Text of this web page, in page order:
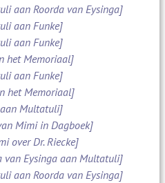
aan Roorda van Eysinga]
aan Funke]
aan Funke]
het Memoriaal]
aan Funke]
het Memoriaal]
Multatuli]
Mimi in Dagboek]
over Dr. Riecke]
van Eysinga aan Multatuli]
aan Roorda van Eysinga]